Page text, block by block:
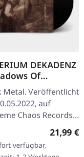
DEKADENZ
Of
| BLACK 2LP
Metal. Veröffentlicht
auf
Chaos Records.
Doppel-Vinyl
Cover mit
Insert,
21,99 €
verfügbar,